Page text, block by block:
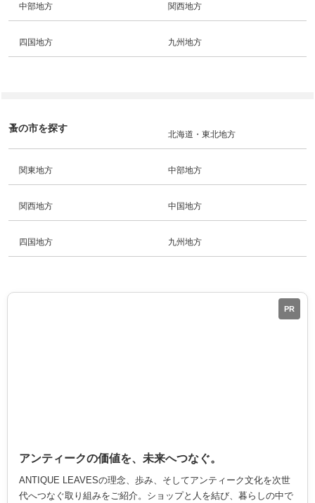
中部地方 関西地方
四国地方 九州地方
蚤の市を探す
北海道・東北地方
関東地方 中部地方
関西地方 中国地方
四国地方 九州地方
PR
アンティークの価値を、未来へつなぐ。
ANTIQUE LEAVESの理念、歩み、そしてアンティーク文化を次世
代へつなぐ取り組みをご紹介。ショップと人を結び、暮らしの中で